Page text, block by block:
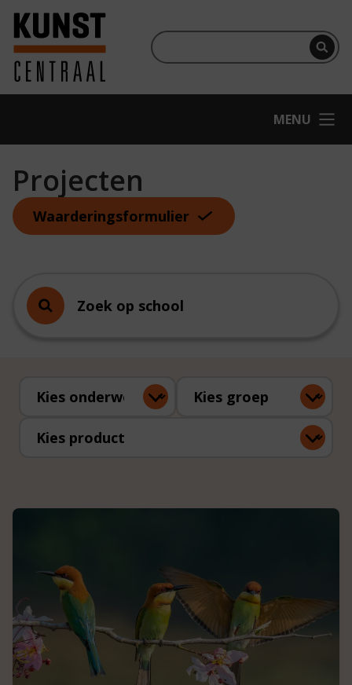
Ga naar hoofdinhoud
Terug naar homepage
OPEN
MENU
Projecten
Waarderingsformulier
Zoek op school
Kies onderwerp Kies groep
Kies product